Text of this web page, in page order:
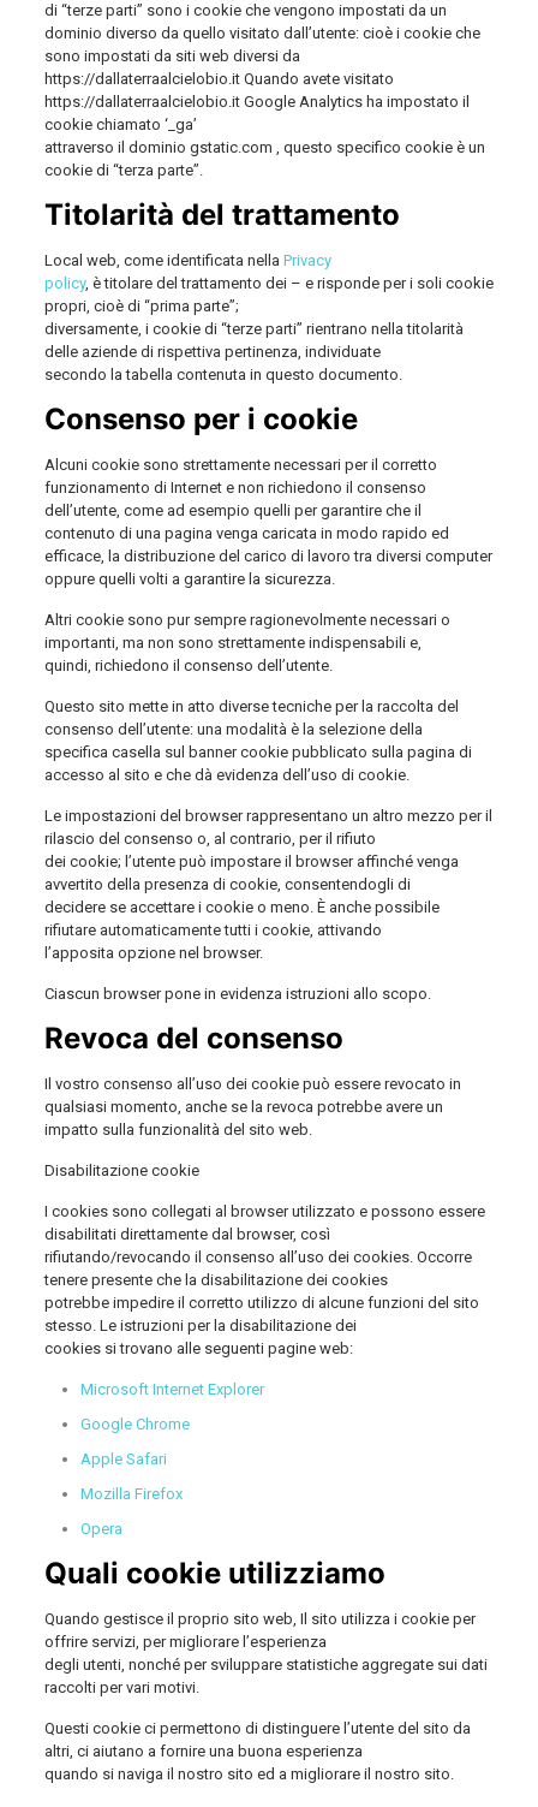
di “terze parti” sono i cookie che vengono impostati da un
dominio diverso da quello visitato dall’utente: cioè i cookie che
sono impostati da siti web diversi da
https://dallaterraalcielobio.it Quando avete visitato
https://dallaterraalcielobio.it Google Analytics ha impostato il
cookie chiamato ‘_ga’
attraverso il dominio gstatic.com , questo specifico cookie è un
cookie di “terza parte”.
Titolarità del trattamento
Local web, come identificata nella Privacy
policy, è titolare del trattamento dei – e risponde per i soli cookie
propri, cioè di “prima parte”;
diversamente, i cookie di “terze parti” rientrano nella titolarità
delle aziende di rispettiva pertinenza, individuate
secondo la tabella contenuta in questo documento.
Consenso per i cookie
Alcuni cookie sono strettamente necessari per il corretto
funzionamento di Internet e non richiedono il consenso
dell’utente, come ad esempio quelli per garantire che il
contenuto di una pagina venga caricata in modo rapido ed
efficace, la distribuzione del carico di lavoro tra diversi computer
oppure quelli volti a garantire la sicurezza.
Altri cookie sono pur sempre ragionevolmente necessari o
importanti, ma non sono strettamente indispensabili e,
quindi, richiedono il consenso dell’utente.
Questo sito mette in atto diverse tecniche per la raccolta del
consenso dell’utente: una modalità è la selezione della
specifica casella sul banner cookie pubblicato sulla pagina di
accesso al sito e che dà evidenza dell’uso di cookie.
Le impostazioni del browser rappresentano un altro mezzo per il
rilascio del consenso o, al contrario, per il rifiuto
dei cookie; l’utente può impostare il browser affinché venga
avvertito della presenza di cookie, consentendogli di
decidere se accettare i cookie o meno. È anche possibile
rifiutare automaticamente tutti i cookie, attivando
l’apposita opzione nel browser.
Ciascun browser pone in evidenza istruzioni allo scopo.
Revoca del consenso
Il vostro consenso all’uso dei cookie può essere revocato in
qualsiasi momento, anche se la revoca potrebbe avere un
impatto sulla funzionalità del sito web.
Disabilitazione cookie
I cookies sono collegati al browser utilizzato e possono essere
disabilitati direttamente dal browser, così
rifiutando/revocando il consenso all’uso dei cookies. Occorre
tenere presente che la disabilitazione dei cookies
potrebbe impedire il corretto utilizzo di alcune funzioni del sito
stesso. Le istruzioni per la disabilitazione dei
cookies si trovano alle seguenti pagine web:
Microsoft Internet Explorer
Google Chrome
Apple Safari
Mozilla Firefox
Opera
Quali cookie utilizziamo
Quando gestisce il proprio sito web, Il sito utilizza i cookie per
offrire servizi, per migliorare l’esperienza
degli utenti, nonché per sviluppare statistiche aggregate sui dati
raccolti per vari motivi.
Questi cookie ci permettono di distinguere l’utente del sito da
altri, ci aiutano a fornire una buona esperienza
quando si naviga il nostro sito ed a migliorare il nostro sito.